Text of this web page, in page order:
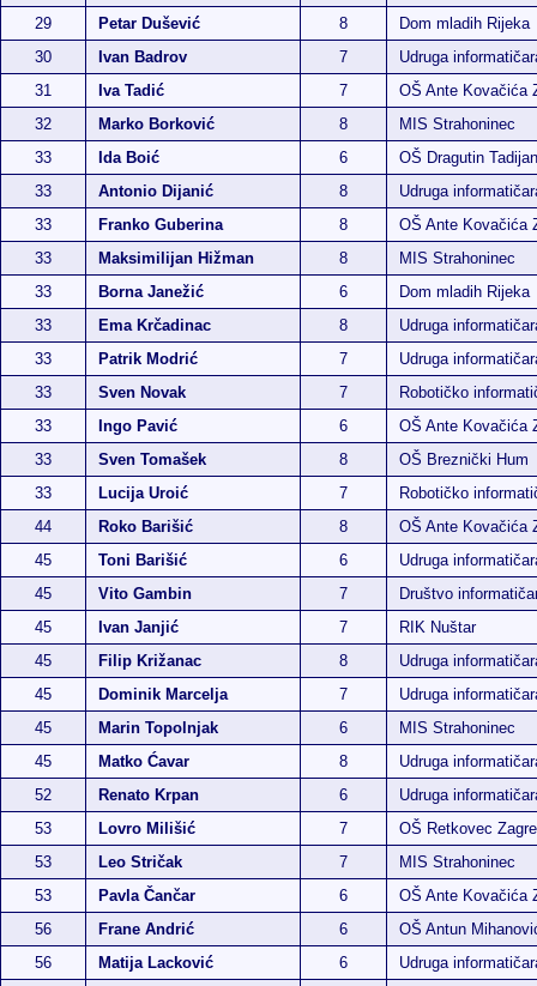
29
Petar Dušević 8
Dom mladih Rijeka
30
Ivan Badrov 7
Udruga
31
Iva Tadić 7
OŠ Ante Kovačića
32
Marko Borković 8
MIS Strahoninec
33
Ida Boić 6
OŠ Dragutin
33
Antonio Dijanić 8
Udruga
33
Franko Guberina 8
OŠ Ante Kovačića
33
Maksimilijan Hižman 8
MIS Strahoninec
33
Borna Janežić 6
Dom mladih Rijeka
33
Ema Krčadinac 8
Udruga
33
Patrik Modrić 7
Udruga
33
Sven Novak 7
Robotičko
33
Ingo Pavić 6
OŠ Ante Kovačića
33
Sven Tomašek 8
OŠ Breznički Hum
33
Lucija Uroić 7
Robotičko
44
Roko Barišić 8
OŠ Ante Kovačića
45
Toni Barišić 6
Udruga
45
Vito Gambin 7
Društvo
45
Ivan Janjić 7
RIK Nuštar
45
Filip Križanac 8
Udruga
45
Dominik Marcelja 7
Udruga
45
Marin Topolnjak 6
MIS Strahoninec
45
Matko Ćavar 8
Udruga
52
Renato Krpan 6
Udruga
53
Lovro Milišić 7
OŠ Retkovec
53
Leo Stričak 7
MIS Strahoninec
53
Pavla Čančar 6
OŠ Ante Kovačića
56
Frane Andrić 6
OŠ Antun
56
Matija Lacković 6
Udruga